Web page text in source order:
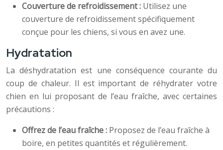
Couverture de refroidissement : Utilisez une
couverture de refroidissement spécifiquement
conçue pour les chiens, si vous en avez une.
Hydratation
La déshydratation est une conséquence courante du
coup de chaleur. Il est important de réhydrater votre
chien en lui proposant de l’eau fraîche, avec certaines
précautions :
Offrez de l’eau fraîche : Proposez de l’eau fraîche à
boire, en petites quantités et régulièrement.